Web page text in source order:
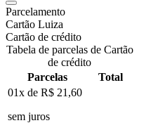
Parcelamento
Cartão Luiza
Cartão de crédito
Tabela de parcelas de Cartão
de crédito
Parcelas
Total
01x de R$ 21,60
sem juros